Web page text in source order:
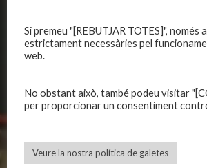
Política de privadesa
Política de galetes
C.E. El Vilar
Escola
CALENDARIS
Primer Equip Masculí
Primer Equip Femení
Actualitat
Inscripcions
Si premeu "[REBUTJAR TOTES]", només
estrictament necessàries pel
web.
No obstant això, també podeu visitar
per proporcionar un consentiment
Veure la nostra política de galetes